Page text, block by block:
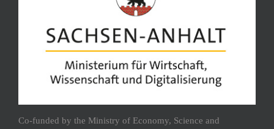
Co-funded by the Ministry of Economy, Science and